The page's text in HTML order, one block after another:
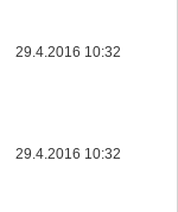
29.4.2016 10:32
29.4.2016 10:32